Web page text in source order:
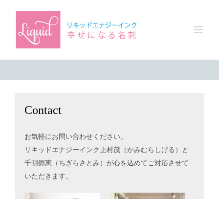
content
Contact
お気軽にお問い合わせください。
リキッドエナジーインク上村茂（かみむらしげる）と
千明郷恵（ちぎらさとみ）が心を込めてご対応させて
いただきます。